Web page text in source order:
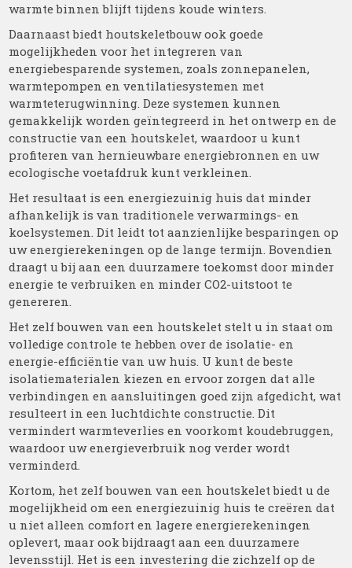
warmte binnen blijft tijdens koude winters.
Daarnaast biedt houtskeletbouw ook goede
mogelijkheden voor het integreren van
energiebesparende systemen, zoals zonnepanelen,
warmtepompen en ventilatiesystemen met
warmteterugwinning. Deze systemen kunnen
gemakkelijk worden geïntegreerd in het ontwerp en de
constructie van een houtskelet, waardoor u kunt
profiteren van hernieuwbare energiebronnen en uw
ecologische voetafdruk kunt verkleinen.
Het resultaat is een energiezuinig huis dat minder
afhankelijk is van traditionele verwarmings- en
koelsystemen. Dit leidt tot aanzienlijke besparingen op
uw energierekeningen op de lange termijn. Bovendien
draagt u bij aan een duurzamere toekomst door minder
energie te verbruiken en minder CO2-uitstoot te
genereren.
Het zelf bouwen van een houtskelet stelt u in staat om
volledige controle te hebben over de isolatie- en
energie-efficiëntie van uw huis. U kunt de beste
isolatiematerialen kiezen en ervoor zorgen dat alle
verbindingen en aansluitingen goed zijn afgedicht, wat
resulteert in een luchtdichte constructie. Dit
vermindert warmteverlies en voorkomt koudebruggen,
waardoor uw energieverbruik nog verder wordt
verminderd.
Kortom, het zelf bouwen van een houtskelet biedt u de
mogelijkheid om een energiezuinig huis te creëren dat
u niet alleen comfort en lagere energierekeningen
oplevert, maar ook bijdraagt aan een duurzamere
levensstijl. Het is een investering die zichzelf op de